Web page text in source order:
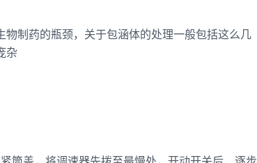
制药的瓶颈，关于包涵体的处理一般包括这么几
杂